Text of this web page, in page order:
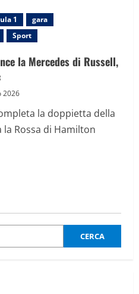
1
gara
Sport
la Mercedes di Russell,
2026
la doppietta della
Rossa di Hamilton
CERCA